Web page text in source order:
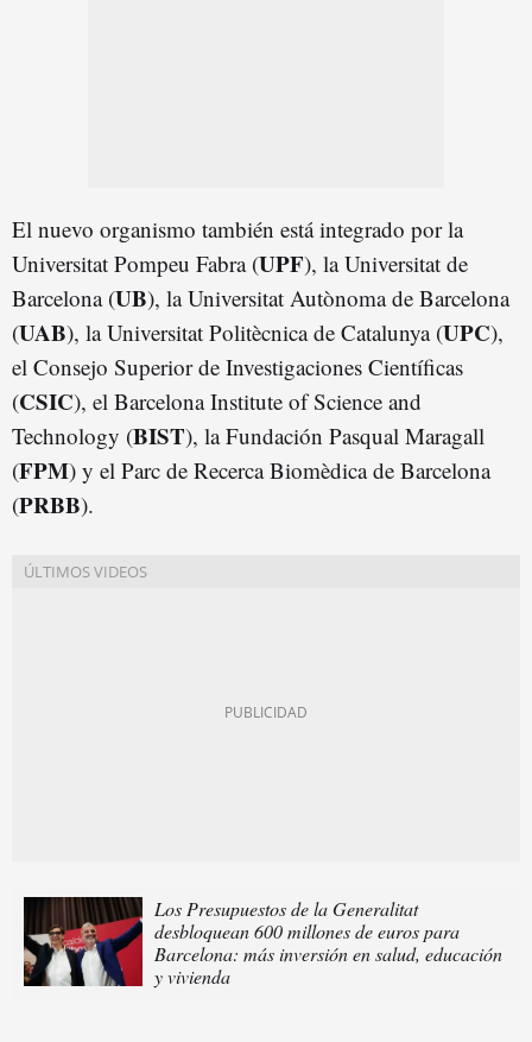
El nuevo organismo también está integrado por la
Universitat Pompeu Fabra (UPF), la Universitat de
Barcelona (UB), la Universitat Autònoma de Barcelona
(UAB), la Universitat Politècnica de Catalunya (UPC),
el Consejo Superior de Investigaciones Científicas
(CSIC), el Barcelona Institute of Science and
Technology (BIST), la Fundación Pasqual Maragall
(FPM) y el Parc de Recerca Biomèdica de Barcelona
(PRBB).
Los Presupuestos de la Generalitat
desbloquean 600 millones de euros para
Barcelona: más inversión en salud, educación
y vivienda